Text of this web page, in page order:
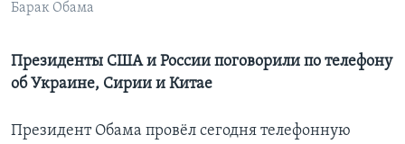
Барак Обама
Президенты США и России поговорили по телефону
об Украине, Сирии и Китае
Президент Обама провёл сегодня телефонную